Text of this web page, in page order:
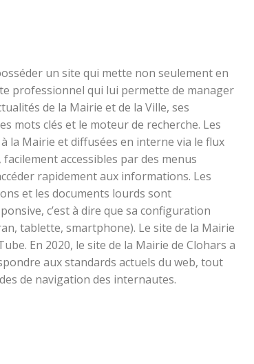
un site qui mette non seulement en
professionnel qui lui permette de manager
de la Mairie et de la Ville, ses
mots clés et le moteur de recherche. Les
la Mairie et diffusées en interne via le flux
accessibles par des menus
rapidement aux informations. Les
et les documents lourds sont
c’est à dire que sa configuration
tablette, smartphone). Le site de la Mairie
En 2020, le site de la Mairie de Clohars a
aux standards actuels du web, tout
de navigation des internautes.